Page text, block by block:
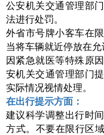
公安机关交通管理部
法进行处罚。
外省市号牌小客车在
当将车辆就近停放在允
因紧急就医等特殊原
安机关交通管理部门
实际情况视情处理。
在出行提示方面：
建议科学调整出行时
方式。不要在限行区